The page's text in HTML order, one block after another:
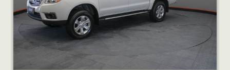
FINANCIÁ
NOSOTROS